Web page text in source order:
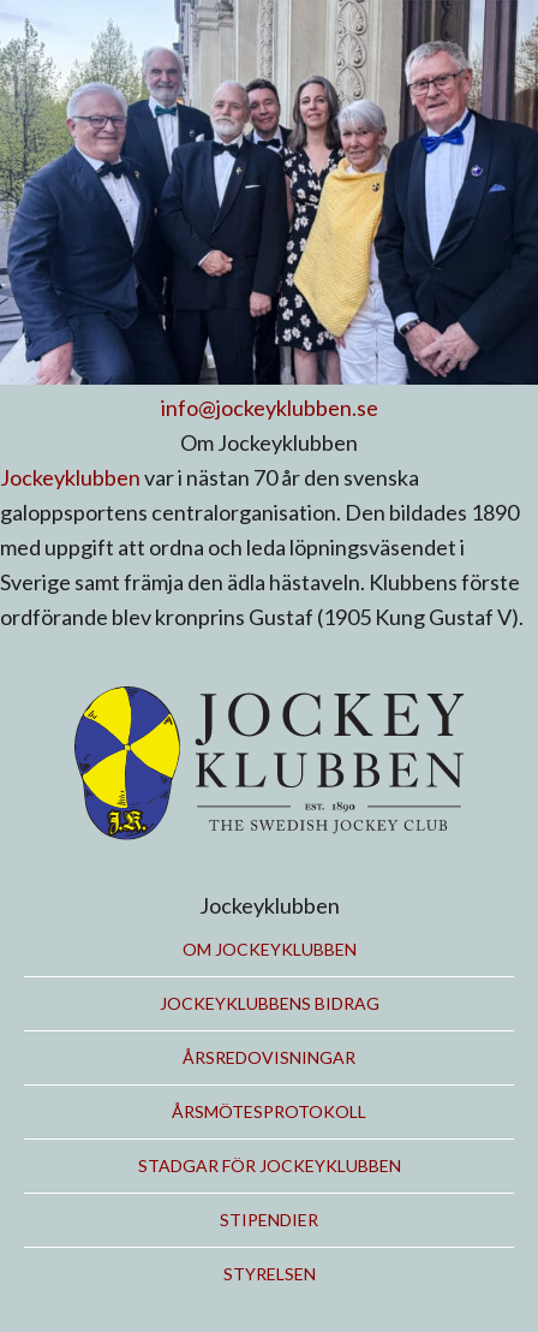
info@jockeyklubben.se
Om Jockeyklubben
Jockeyklubbenvar i nästan 70 år den svenska
galoppsportens centralorganisation. Den bildades 1890
med uppgift att ordna och leda löpningsväsendet i
Sverige samt främja den ädla hästaveln. Klubbens förste
ordförande blev kronprins Gustaf (1905 Kung Gustaf V).
Jockeyklubben
OM JOCKEYKLUBBEN
JOCKEYKLUBBENS BIDRAG
ÅRSREDOVISNINGAR
ÅRSMÖTESPROTOKOLL
STADGAR FÖR JOCKEYKLUBBEN
STIPENDIER
STYRELSEN